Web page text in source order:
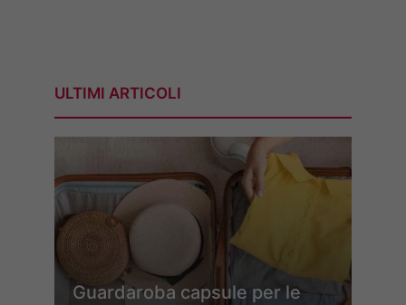
ULTIMI ARTICOLI
Guardaroba capsule per le